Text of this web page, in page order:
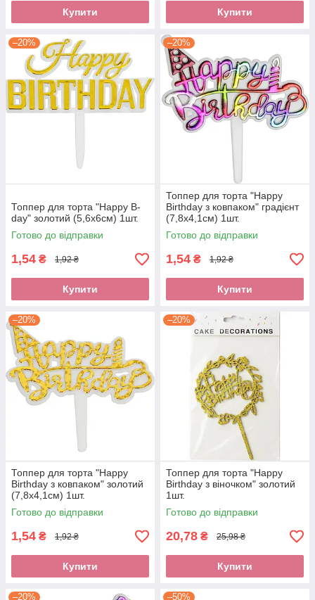
Купити Купити
–20%
Топпер для торта "Happy B-
day" золотий (5,6х6см) 1шт.
Готово до відправки
1,54 ₴ 1,92 ₴
Купити
–20%
Топпер для торта "Happy
Birthday з ковпаком" градієнт
(7,8х4,1см) 1шт.
Готово до відправки
1,54 ₴ 1,92 ₴
Купити
–20%
Топпер для торта "Happy
Birthday з ковпаком" золотий
(7,8х4,1см) 1шт.
Готово до відправки
1,54 ₴ 1,92 ₴
Купити
–20%
Топпер для торта "Happy
Birthday з віночком" золотий
1шт.
Готово до відправки
20,78 ₴ 25,98 ₴
Купити
–20% –50%